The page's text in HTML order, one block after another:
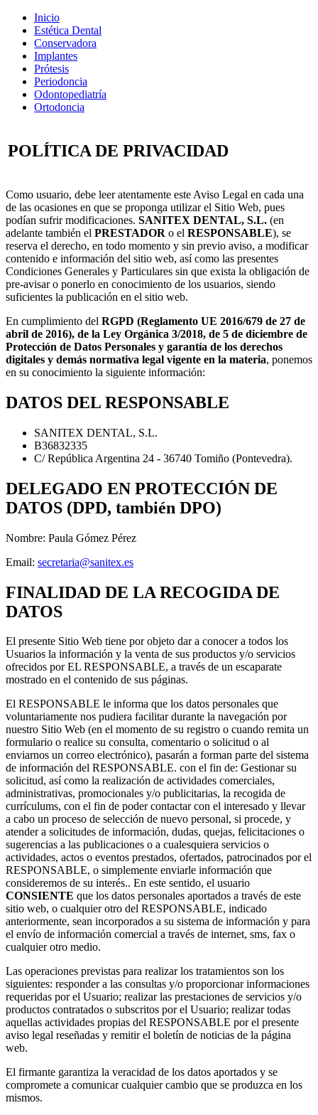
Inicio
Estética Dental
Conservadora
Implantes
Prótesis
Periodoncia
Odontopediatría
Ortodoncia
POLÍTICA DE PRIVACIDAD
Como usuario, debe leer atentamente este Aviso Legal en cada una
de las ocasiones en que se proponga utilizar el Sitio Web, pues
podían sufrir modificaciones. SANITEX DENTAL, S.L. (en
adelante también el PRESTADOR o el RESPONSABLE), se
reserva el derecho, en todo momento y sin previo aviso, a modificar
contenido e información del sitio web, así como las presentes
Condiciones Generales y Particulares sin que exista la obligación de
pre-avisar o ponerlo en conocimiento de los usuarios, siendo
suficientes la publicación en el sitio web.
En cumplimiento del RGPD (Reglamento UE 2016/679 de 27 de
abril de 2016), de la Ley Orgánica 3/2018, de 5 de diciembre de
Protección de Datos Personales y garantía de los derechos
digitales y demás normativa legal vigente en la materia, ponemos
en su conocimiento la siguiente información:
DATOS DEL RESPONSABLE
SANITEX DENTAL, S.L.
B36832335
C/ República Argentina 24 - 36740 Tomiño (Pontevedra).
DELEGADO EN PROTECCIÓN DE
DATOS (DPD, también DPO)
Nombre: Paula Gómez Pérez
Email: secretaria@sanitex.es
FINALIDAD DE LA RECOGIDA DE
DATOS
El presente Sitio Web tiene por objeto dar a conocer a todos los
Usuarios la información y la venta de sus productos y/o servicios
ofrecidos por EL RESPONSABLE, a través de un escaparate
mostrado en el contenido de sus páginas.
El RESPONSABLE le informa que los datos personales que
voluntariamente nos pudiera facilitar durante la navegación por
nuestro Sitio Web (en el momento de su registro o cuando remita un
formulario o realice su consulta, comentario o solicitud o al
enviarnos un correo electrónico), pasarán a forman parte del sistema
de información del RESPONSABLE. con el fin de: Gestionar su
solicitud, así como la realización de actividades comerciales,
administrativas, promocionales y/o publicitarias, la recogida de
currículums, con el fin de poder contactar con el interesado y llevar
a cabo un proceso de selección de nuevo personal, si procede, y
atender a solicitudes de información, dudas, quejas, felicitaciones o
sugerencias a las publicaciones o a cualesquiera servicios o
actividades, actos o eventos prestados, ofertados, patrocinados por el
RESPONSABLE, o simplemente enviarle información que
consideremos de su interés.. En este sentido, el usuario
CONSIENTE que los datos personales aportados a través de este
sitio web, o cualquier otro del RESPONSABLE, indicado
anteriormente, sean incorporados a su sistema de información y para
el envío de información comercial a través de internet, sms, fax o
cualquier otro medio.
Las operaciones previstas para realizar los tratamientos son los
siguientes: responder a las consultas y/o proporcionar informaciones
requeridas por el Usuario; realizar las prestaciones de servicios y/o
productos contratados o subscritos por el Usuario; realizar todas
aquellas actividades propias del RESPONSABLE por el presente
aviso legal reseñadas y remitir el boletín de noticias de la página
web.
El firmante garantiza la veracidad de los datos aportados y se
compromete a comunicar cualquier cambio que se produzca en los
mismos.